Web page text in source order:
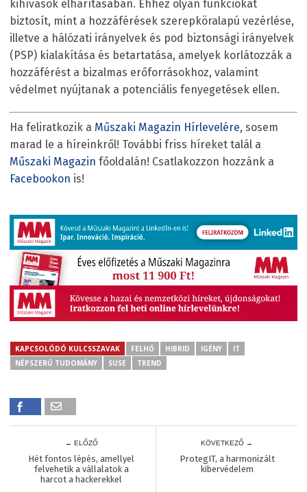
kihívások elhárításában. Ehhez olyan funkciókat
biztosít, mint a hozzáférések szerepköralapú vezérlése,
illetve a hálózati irányelvek és pod biztonsági irányelvek
(PSP) kialakítása és betartatása, amelyek korlátozzák a
hozzáférést a bizalmas erőforrásokhoz, valamint
védelmet nyújtanak a potenciális fenyegetések ellen.
Ha feliratkozik a Műszaki Magazin Hírlevelére, sosem
marad le a híreinkről! További friss híreket talál a
Műszaki Magazin főoldalán! Csatlakozzon hozzánk a
Facebookon is!
KAPCSOLÓDÓ KULCSSZAVAK FELHŐ HIBRID IGÉNY
IT
NÉPSZERŰ TUDOMÁNY
SUSE TREND
← ELŐZŐ
Hét fontos lépés, amellyel
felvehetik a vállalatok a
harcot a hackerekkel
KÖVETKEZŐ →
ProtegIT, a harmonizált
kibervédelem